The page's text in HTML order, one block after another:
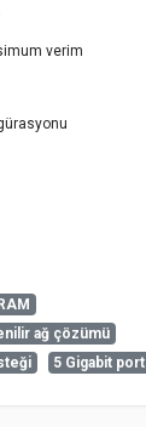
verim
ağ çözümü
5 Gigabit port